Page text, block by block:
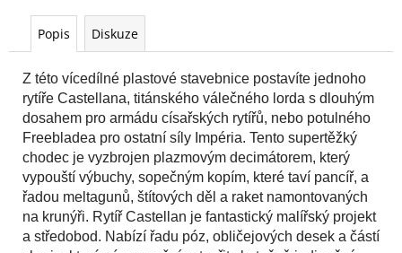
Popis Diskuze
Z této vícedílné plastové stavebnice postavíte jednoho
rytíře Castellana, titánského válečného lorda s dlouhým
dosahem pro armádu císařských rytířů, nebo potulného
Freebladea pro ostatní síly Impéria. Tento supertěžký
chodec je vyzbrojen plazmovým decimátorem, který
vypouští výbuchy, sopečným kopím, které taví pancíř, a
řadou meltagunů, štítových děl a raket namontovaných
na krunýři. Rytíř Castellan je fantastický malířský projekt
a středobod. Nabízí řadu póz, obličejových desek a částí
j
m
e
WARHAMMER
40000:
EMPERORS
CHILDREN
LORDS
OF